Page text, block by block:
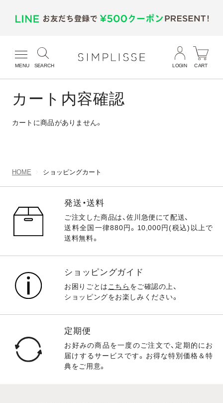
MENU SEARCH LOGIN CART
カート内容確認
カートに商品がありません。
HOME ショッピングカート
発送・送料
ご注文した商品は、佐川急便にて配送、
送料全国一律880円。10,000円(税込)以上で
送料無料。
ショッピングガイド
お困りごとは こちら をご確認の上、
ショッピングをお楽しみください。
定期便
お好みの商品を一度のご注文で、定期的にお
届けするサービスです。お得な特別価格＆特
典をご用意。